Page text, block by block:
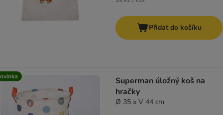
Přidat do košíku
Superman úložný koš na
hračky
Ø 35 x V 44 cm